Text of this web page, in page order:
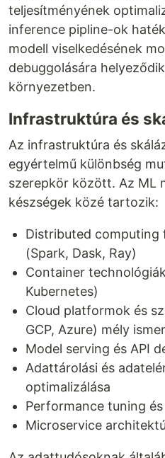
teljesítményének
inference pipline-ok
modell viselkedésének
debuggolására
környezetben.
Infrastruktúra és
Az infrastruktúra és
egyértelmű különbség
szerepkör között. Az ML
készségek közé tartozik:
Distributed computing
(Spark, Dask, Ray)
Container
Kubernetes)
Cloud platformok és
GCP, Azure) mély
Model serving és API
Adattárolási és
optimalizálása
Performance tuning
Microservice